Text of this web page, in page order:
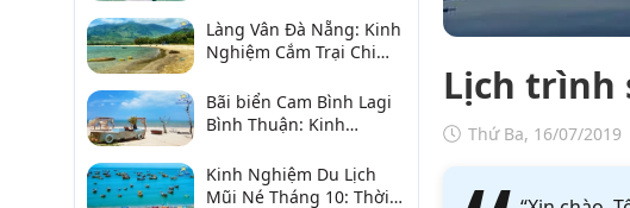
Lịch trình
Thứ Ba, 16/07/2019
Làng Vân Đà Nẵng: Kinh
Nghiệm Cắm Trại Chi
Bãi biển Cam Bình Lagi
Bình Thuận: Kinh
sản, điểm gần
Kinh Nghiệm Du Lịch
Mũi Né Tháng 10: Thời